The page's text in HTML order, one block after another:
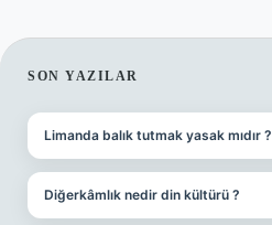
SIDEBAR
SON YAZILAR
Limanda balık tutmak yasak mıdır ?
Diğerkâmlık nedir din kültürü ?